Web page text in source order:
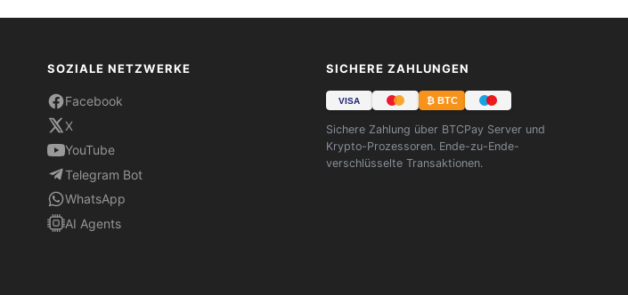
SOZIALE NETZWERKE
Facebook
X
YouTube
Telegram Bot
WhatsApp
AI Agents
SICHERE ZAHLUNGEN
VISA ₿ BTC
Sichere Zahlung über BTCPay Server und
Krypto-Prozessoren. Ende-zu-Ende-
verschlüsselte Transaktionen.